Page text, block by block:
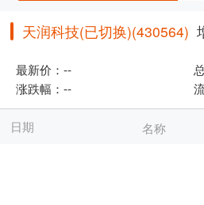
天润科技(已切换)(430564)
最新价： --
涨跌幅： --
日期 名称